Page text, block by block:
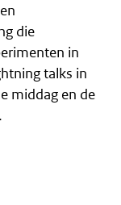
die
in
talks in
middag en de